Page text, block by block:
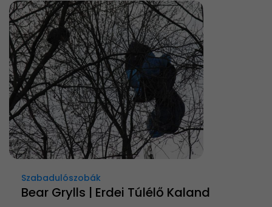
Szabadulószobák
Bear Grylls | Erdei Túlélő Kaland